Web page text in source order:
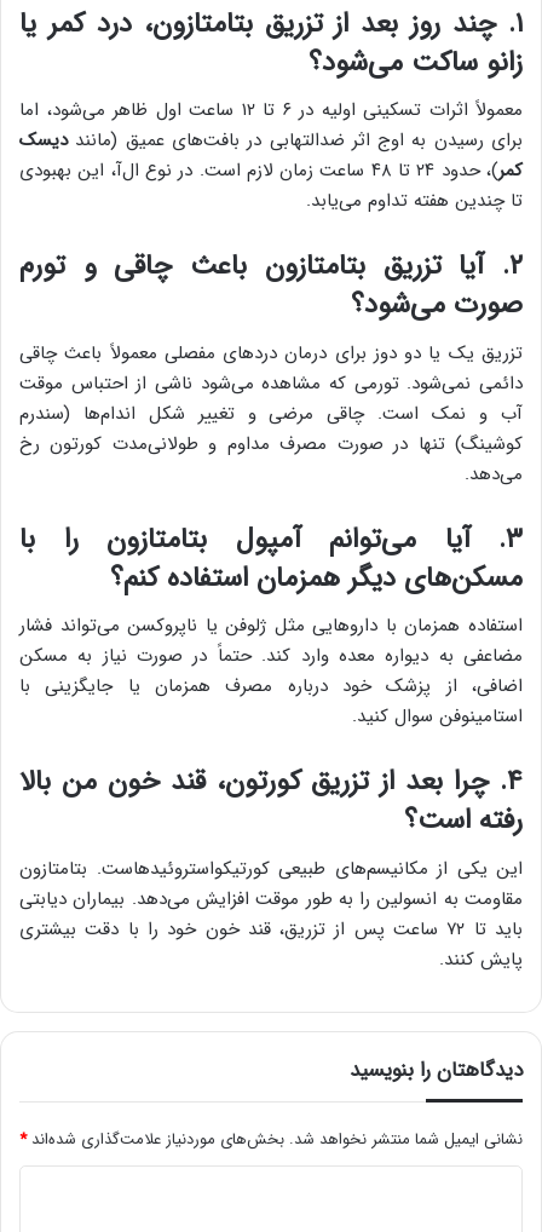
۱. چند روز بعد از تزریق بتامتازون، درد کمر یا
زانو ساکت می‌شود؟
معمولاً اثرات تسکینی اولیه در ۶ تا ۱۲ ساعت اول ظاهر می‌شود، اما
برای رسیدن به اوج اثر ضدالتهابی در بافت‌های عمیق (ماننددیسک
کمر
)، حدود ۲۴ تا ۴۸ ساعت زمان لازم است. در نوع ال‌آ، این بهبودی
تا چندین هفته تداوم می‌یابد.
۲. آیا تزریق بتامتازون باعث چاقی و تورم
صورت می‌شود؟
تزریق یک یا دو دوز برای درمان دردهای مفصلی معمولاً باعث چاقی
دائمی نمی‌شود. تورمی که مشاهده می‌شود ناشی از احتباس موقت
آب و نمک است. چاقی مرضی و تغییر شکل اندام‌ها (سندرم
کوشینگ) تنها در صورت مصرف مداوم و طولانی‌مدت کورتون رخ
می‌دهد.
۳. آیا می‌توانم آمپول بتامتازون را با
مسکن‌های دیگر همزمان استفاده کنم؟
استفاده همزمان با داروهایی مثل ژلوفن یا ناپروکسن می‌تواند فشار
مضاعفی به دیواره معده وارد کند. حتماً در صورت نیاز به مسکن
اضافی، از پزشک خود درباره مصرف همزمان یا جایگزینی با
استامینوفن سوال کنید.
۴. چرا بعد از تزریق کورتون، قند خون من بالا
رفته است؟
این یکی از مکانیسم‌های طبیعی کورتیکواستروئیدهاست. بتامتازون
مقاومت به انسولین را به طور موقت افزایش می‌دهد. بیماران دیابتی
باید تا ۷۲ ساعت پس از تزریق، قند خون خود را با دقت بیشتری
پایش کنند.
دیدگاهتان را بنویسید
نشانی ایمیل شما منتشر نخواهد شد. بخش‌های موردنیاز علامت‌گذاری شده‌اند*